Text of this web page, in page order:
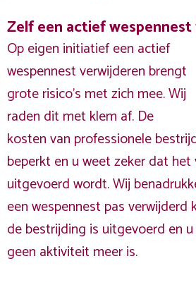
Zelf een actief wespennest
Op eigen initiatief een actief
wespennest verwijderen brengt
grote risico’s met zich mee. Wij
raden dit met klem af. De
kosten van professionele
beperkt en u weet zeker dat
uitgevoerd wordt. Wij
een wespennest pas verwijderd
de bestrijding is uitgevoerd en
geen aktiviteit meer is.